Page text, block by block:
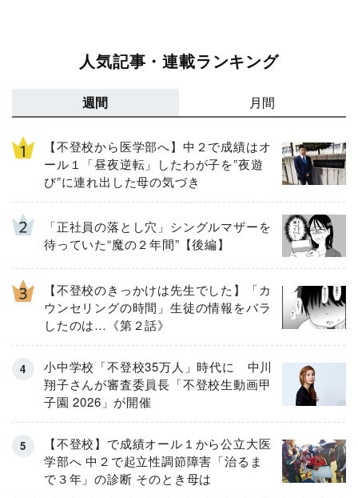
人気記事・連載ランキング
週間 月間
【不登校から医学部へ】中２で成績はオ
ール１「昼夜逆転」したわが子を”夜遊
び”に連れ出した母の気づき
「正社員の落とし穴」シングルマザーを
待っていた“魔の２年間”【後編】
【不登校のきっかけは先生でした】「カ
ウンセリングの時間」生徒の情報をバラ
したのは…《第２話》
小中学校「不登校35万人」時代に 中川
翔子さんが審査委員長「不登校生動画甲
子園 2026」が開催
【不登校】で成績オール１から公立大医
学部へ 中２で起立性調節障害「治るま
で３年」の診断 そのとき母は